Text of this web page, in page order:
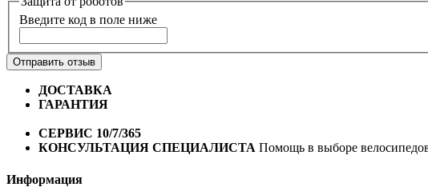
Введите код в поле ниже
Отправить отзыв
ДОСТАВКА
ГАРАНТИЯ
СЕРВИС 10/7/365
КОНСУЛЬТАЦИЯ СПЕЦИАЛИСТА Помощь в выборе
Информация